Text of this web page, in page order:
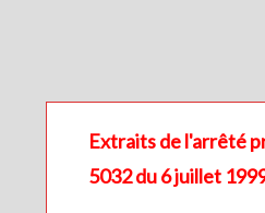
Extraits de l'arrêté
5032 du 6 juillet